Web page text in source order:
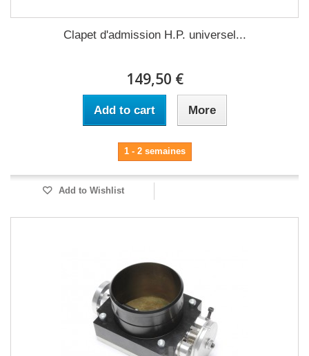
Clapet d'admission H.P. universel...
149,50 €
Add to cart More
1 - 2 semaines
Add to Wishlist